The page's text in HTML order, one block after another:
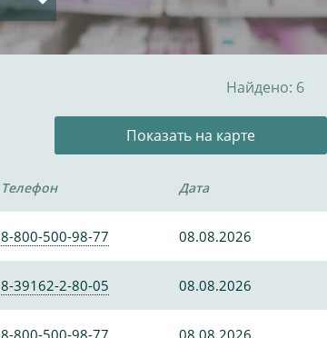
Найдено: 6
Показать на карте
Телефон Дата
8-800-500-98-77 08.08.2026
8-39162-2-80-05 08.08.2026
8-800-500-98-77 08.08.2026